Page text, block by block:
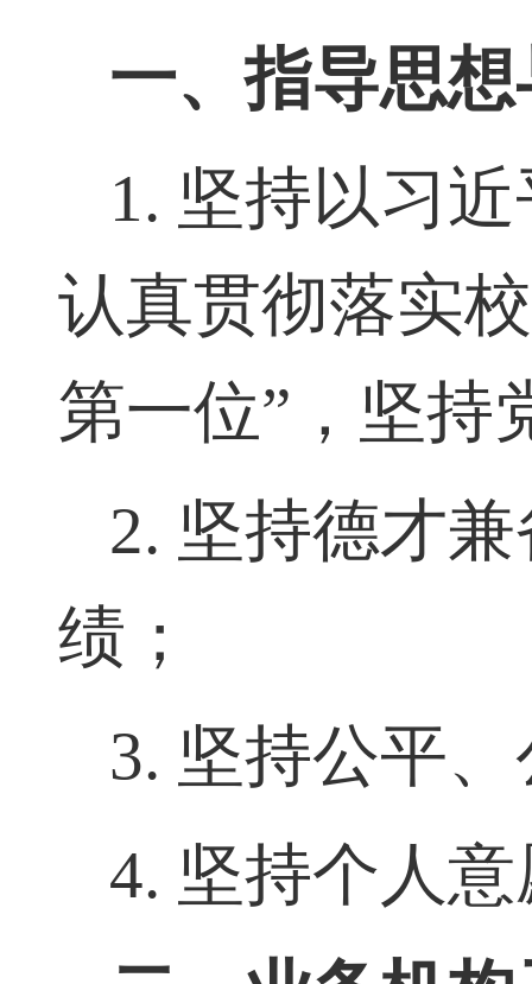
一、指导思
1.坚持以习
认真贯彻落实
第一位 ，坚
2.坚持德才
绩；
3.坚持公平
4.坚持个人